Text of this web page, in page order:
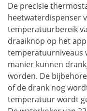
De precisie
heetwaterdispenser
temperatuurbereik
draaiknop op het
temperatuurniveaus
manier kunnen
worden. De
of de drank nog
temperatuur wordt